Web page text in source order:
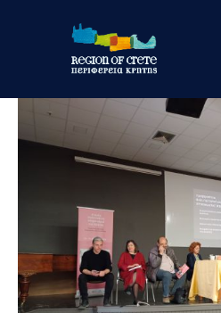
Περιφέρεια
Ενημέρωση
Ψηφιακές
Υπηρεσίες
Επικοινωνία